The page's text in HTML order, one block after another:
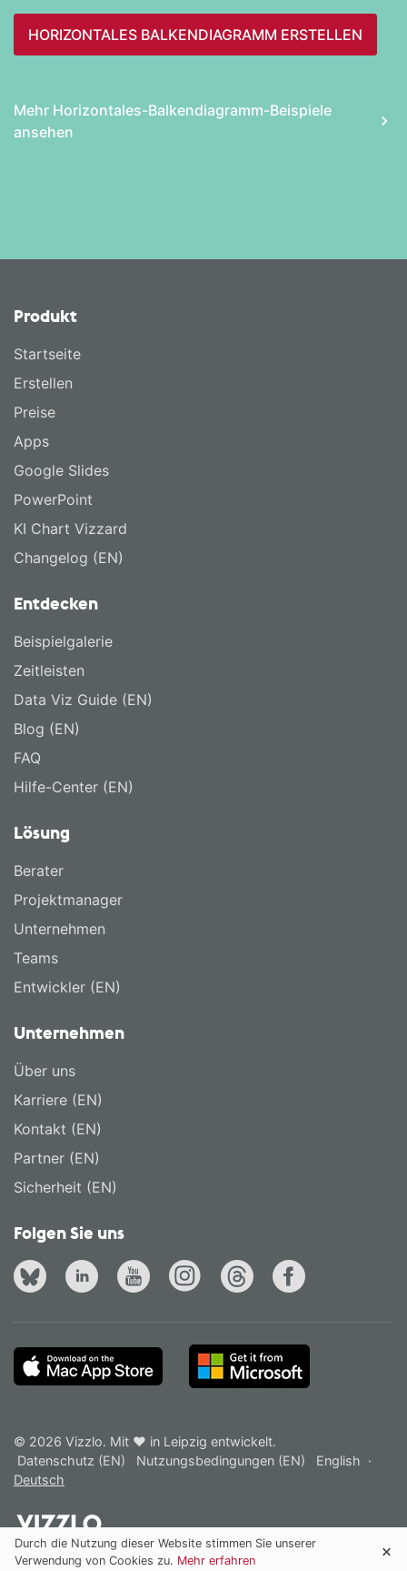
HORIZONTALES BALKEN­DIAGRAMM ERSTELLEN
Mehr Horizontales-Balken­diagramm-Beispiele
ansehen
Produkt
Startseite
Erstellen
Preise
Apps
Google Slides
PowerPoint
KI Chart Vizzard
Changelog (EN)
Entdecken
Beispielgalerie
Zeitleisten
Data Viz Guide (EN)
Blog (EN)
FAQ
Hilfe-Center (EN)
Lösung
Berater
Projektmanager
Unternehmen
Teams
Entwickler (EN)
Unternehmen
Über uns
Karriere (EN)
Kontakt (EN)
Partner (EN)
Sicherheit (EN)
Folgen Sie uns
© 2026 Vizzlo. Mit ❤ in Leipzig entwickelt.
Datenschutz (EN)
Nutzungsbedingungen (EN) English ·
Deutsch
Durch die Nutzung dieser Website stimmen Sie unserer
Verwendung von Cookies zu. Mehr erfahren